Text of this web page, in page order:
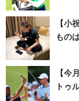
【
もの
【今
トゥ